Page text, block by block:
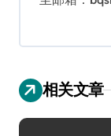
相关文章